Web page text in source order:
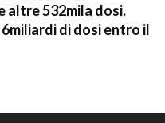
altre 532mila dosi.
di dosi entro il